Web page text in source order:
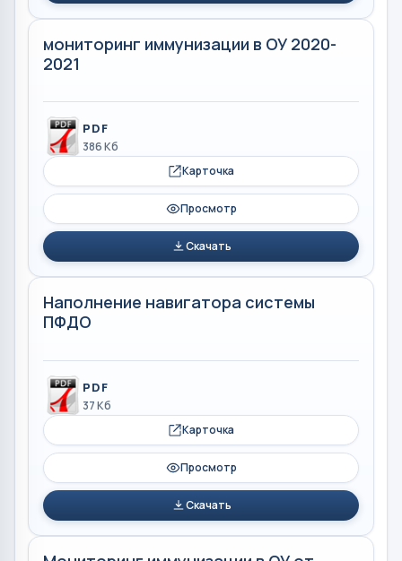
мониторинг иммунизации в ОУ 2020-
2021
PDF
386 Кб
Карточка
Просмотр
Скачать
Наполнение навигатора системы
ПФДО
PDF
37 Кб
Карточка
Просмотр
Скачать